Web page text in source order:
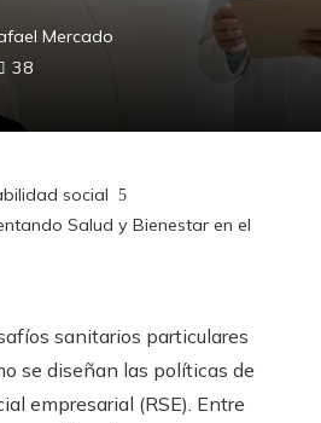
Mercado
38
social
Salud y Bienestar en el
sanitarios particulares
se diseñan las políticas de
empresarial (RSE). Entre